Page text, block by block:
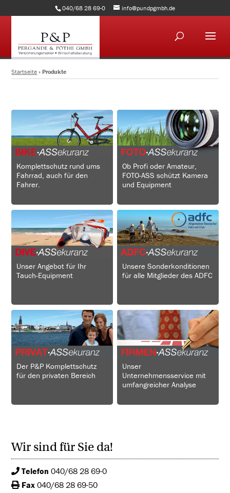
040/68 28 69-0 info@pundpgmbh.de
Startseite »Produkte
Komplettschutz rund ums
Fahrrad, auch für den
Fahrer.
Ob Profi oder Amateur,
FOTO-ASS schützt Kamera
und Equipment
Unser Angebot für Ihr
Tauch-Equipment
Unsere Sonderkonditionen
für alle Mitglieder des ADFC
Der P&P Komplettschutz
für den privaten Bereich
Unser
Unternehmensservice mit
umfangreicher Analyse
Wir sind für Sie da!
Telefon 040/68 28 69-0
Fax 040/68 28 69-50